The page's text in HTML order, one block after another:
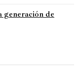
generación de